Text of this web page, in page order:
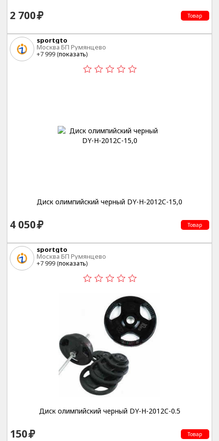
2 700 Товар
sportgto
Москва БП Румянцево
+7 999 (показать)
Диск олимпийский черный DY-H-2012C-15,0
4 050 Товар
sportgto
Москва БП Румянцево
+7 999 (показать)
Диск олимпийский черный DY-H-2012C-0.5
150 Товар